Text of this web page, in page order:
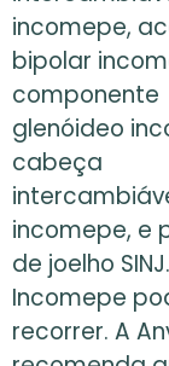
incomepe,
bipolar
componente
glenóideo
cabeça
incomepe, e
de joelho
Incomepe
recorrer. A